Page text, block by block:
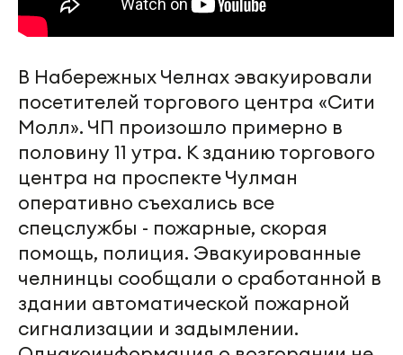
В Набережных Челнах эвакуировали
посетителей торгового центра «Сити
Молл». ЧП произошло примерно в
половину 11 утра. К зданию торгового
центра на проспекте Чулман
оперативно съехались все
спецслужбы - пожарные, скорая
помощь, полиция. Эвакуированные
челнинцы сообщали о сработанной в
здании автоматической пожарной
сигнализации и задымлении.